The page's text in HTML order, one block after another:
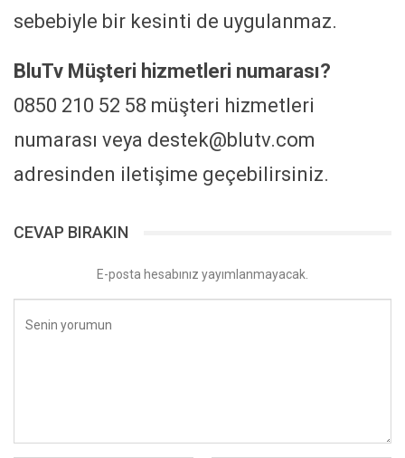
sebebiyle bir kesinti de uygulanmaz.
BluTv Müşteri hizmetleri numarası?
0850 210 52 58 müşteri hizmetleri
numarası veya destek@blutv.com
adresinden iletişime geçebilirsiniz.
CEVAP BIRAKIN
E-posta hesabınız yayımlanmayacak.